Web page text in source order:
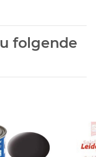
folgende